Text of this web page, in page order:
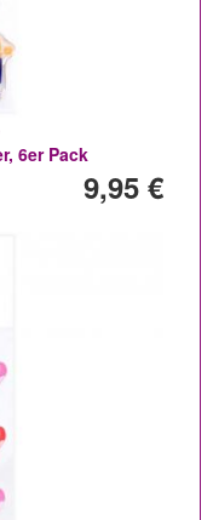
6er Pack
9,95 €